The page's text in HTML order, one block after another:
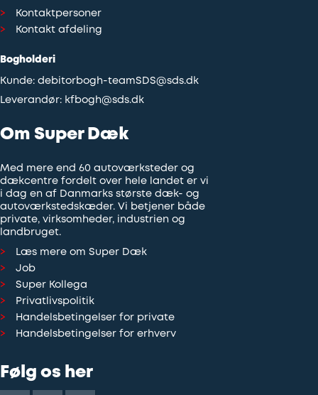
Kontaktpersoner
Kontakt afdeling
Bogholderi
Kunde: debitorbogh-teamSDS@sds.dk
Leverandør: kfbogh@sds.dk
Om Super Dæk
Med mere end 60 autoværksteder og
dækcentre fordelt over hele landet er vi
i dag en af Danmarks største dæk- og
autoværkstedskæder. Vi betjener både
private, virksomheder, industrien og
landbruget.
Læs mere om Super Dæk
Job
Super Kollega
Privatlivspolitik
Handelsbetingelser for private
Handelsbetingelser for erhverv
Følg os her